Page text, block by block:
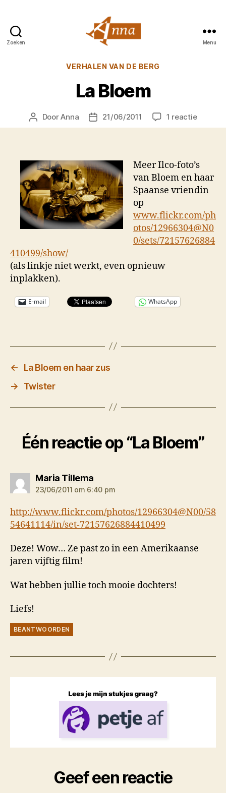
Zoeken
van
Menu
Categorieën
VERHALEN VAN DE BERG
La Bloem
Berichtauteur
DoorAnna Berichtdatum
21/06/2011 1 reactieop
La
Meer Ilco-foto’s
van Bloem en haar
Spaanse vriendin
op
www.flickr.com/ph
otos/12966304@N0
0/sets/72157626884
410499/show/
(als linkje niet werkt, even opnieuw
inplakken).
E-mail WhatsApp
←
La Bloem en haar zus
→
Twister
Één reactie op “La Bloem”
Maria Tillemazegt:
23/06/2011 om 6:40 pm
http://www.flickr.com/photos/12966304@N00/58
54641114/in/set-72157626884410499
Deze! Wow… Ze past zo in een Amerikaanse
jaren vijftig film!
Wat hebben jullie toch mooie dochters!
Liefs!
BEANTWOORDEN
Geef een reactie